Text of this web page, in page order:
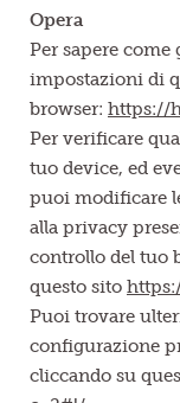
Opera
Per sapere
impostazioni di
browser: https://
Per verificare
tuo device, ed
puoi modificare
alla privacy
controllo del tuo
questo sito
Puoi trovare
configurazione
cliccando su